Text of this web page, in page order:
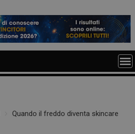
Quando il freddo diventa skincare